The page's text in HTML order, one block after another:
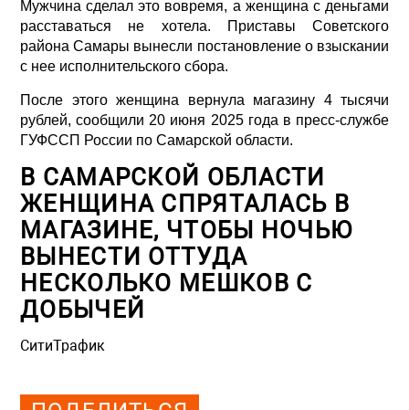
Мужчина сделал это вовремя, а женщина с деньгами
расставаться не хотела. Приставы Советского
района Самары вынесли постановление о взыскании
с нее исполнительского сбора.
После этого женщина вернула магазину 4 тысячи
рублей, сообщили 20 июня 2025 года в пресс-службе
ГУФССП России по Самарской области.
В САМАРСКОЙ ОБЛАСТИ
ЖЕНЩИНА СПРЯТАЛАСЬ В
МАГАЗИНЕ, ЧТОБЫ НОЧЬЮ
ВЫНЕСТИ ОТТУДА
НЕСКОЛЬКО МЕШКОВ С
ДОБЫЧЕЙ
СитиТрафик